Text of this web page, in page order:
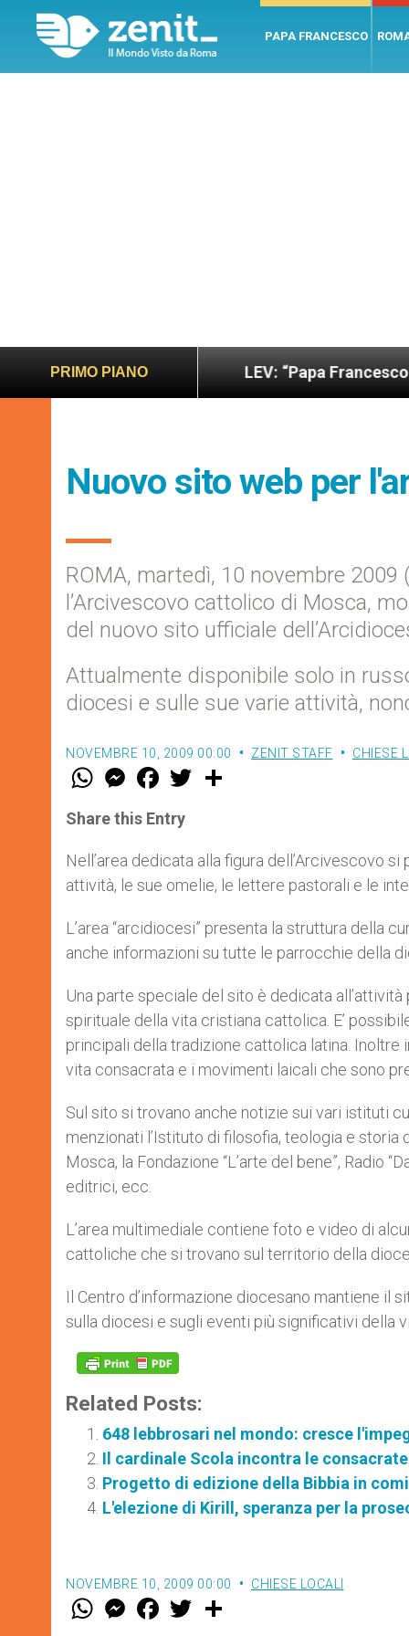
PAPA FRANCESCO
PRIMO PIANO
e giusto LEV: “Papa Francesco. Un
Nuovo sito web per
ROMA, martedì, 10 novembre
l’Arcivescovo cattolico di Mosca,
del nuovo sito ufficiale
Attualmente disponibile solo in
diocesi e sulle sue varie attività,
NOVEMBRE 10, 2009 00:00 ZENIT STAFF CHIESE
W
t
s
p
p
M
e
s
e
g
e
r
F
a
e
b
o
k
w
r
Share this Entry
Nell’area dedicata alla figura dell’Arcivescovo
attività, le sue omelie, le lettere pastorali e le
L’area “arcidiocesi” presenta la struttura della
anche informazioni su tutte le parrocchie della
Una parte speciale del sito è dedicata
spirituale della vita cristiana cattolica. E’
principali della tradizione cattolica latina.
vita consacrata e i movimenti laicali che sono
Sul sito si trovano anche notizie sui vari istituti
menzionati l’Istituto di filosofia, teologia e storia
Mosca, la Fondazione “L’arte del bene”, Radio
editrici, ecc.
L’area multimediale contiene foto e video di
cattoliche che si trovano sul territorio della
Il Centro d’informazione diocesano mantiene il
sulla diocesi e sugli eventi più significativi della
Related Posts:
648 lebbrosari nel mondo: cresce
Il cardinale Scola incontra le
Progetto di edizione della Bibbia in
L'elezione di Kirill, speranza per la
NOVEMBRE 10, 2009 00:00 CHIESE LOCALI
W M
e
F
a w